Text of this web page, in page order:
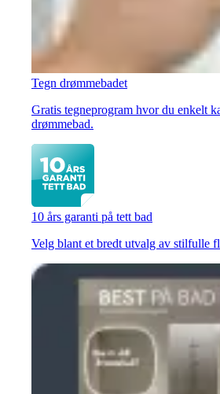
Tegn drømmebadet
Gratis tegneprogram hvor du enkelt
drømmebad.
10 års garanti på tett bad
Velg blant et bredt utvalg av stilfulle